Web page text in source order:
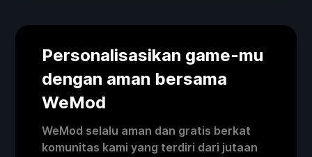
Personalisasikan game-mu
dengan aman bersama
WeMod
WeMod selalu aman dan gratis berkat
komunitas kami yang terdiri dari jutaan